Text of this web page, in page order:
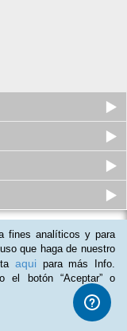
de Mantenimiento,
del Dom...
Plazas limitadas
$65usd $49usd
fines analíticos y para
que haga de nuestro
aqui para más Info.
el botón “Aceptar” o